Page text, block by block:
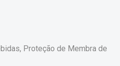
Proteção de Membra de